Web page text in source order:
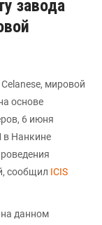
завода
мировой
основе
6 июня
в Нанкине
сообщил ICIS
на данном